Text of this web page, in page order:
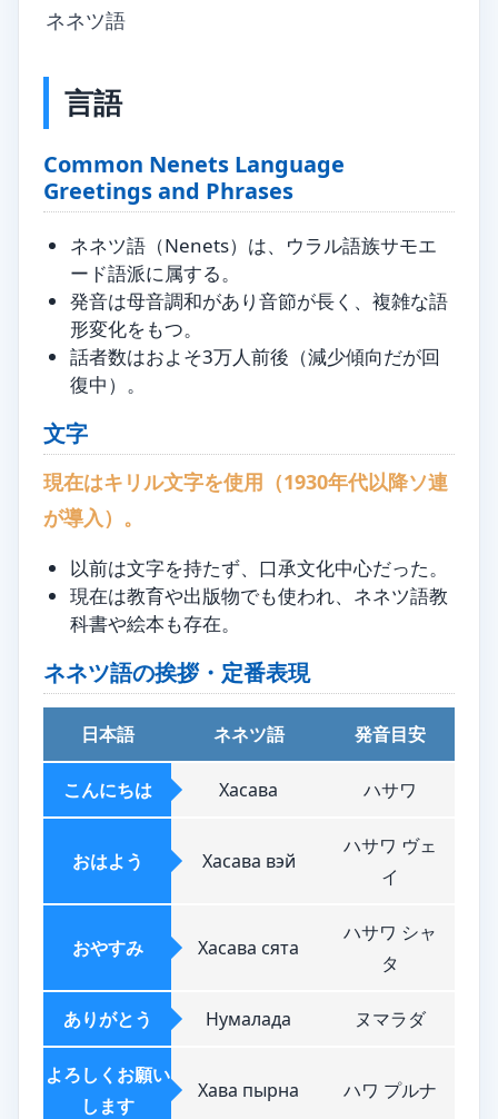
ネネツ語
言語
Common Nenets Language
Greetings and Phrases
ネネツ語（Nenets）は、ウラル語族サモエ
ード語派に属する。
発音は母音調和があり音節が長く、複雑な語
形変化をもつ。
話者数はおよそ3万人前後（減少傾向だが回
復中）。
文字
現在はキリル文字を使用（1930年代以降ソ連
が導入）。
以前は文字を持たず、口承文化中心だった。
現在は教育や出版物でも使われ、ネネツ語教
科書や絵本も存在。
ネネツ語の挨拶・定番表現
日本語 ネネツ語 発音目安
こんにちは Хасава ハサワ
おはよう Хасава вэй
ハサワ ヴェ
イ
おやすみ Хасава сята
ハサワ シャ
タ
ありがとう Нумалада ヌマラダ
よろしくお願い
します
Хава пырна ハワ プルナ